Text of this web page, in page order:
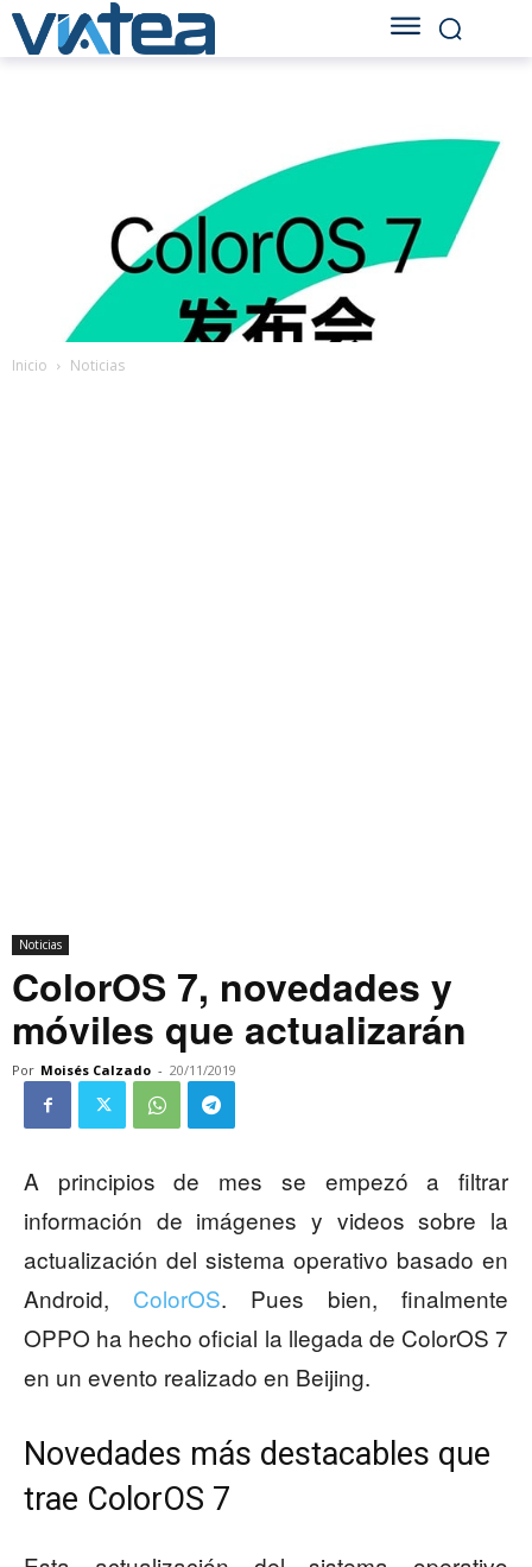
Inicio Noticias
Noticias
ColorOS 7, novedades y
móviles que actualizarán
Por Moisés Calzado - 20/11/2019
A principios de mes se empezó a filtrar
información de imágenes y videos sobre la
actualización del sistema operativo basado en
Android, ColorOS. Pues bien, finalmente
OPPO ha hecho oficial la llegada de ColorOS 7
en un evento realizado en Beijing.
Novedades más destacables que
trae ColorOS 7